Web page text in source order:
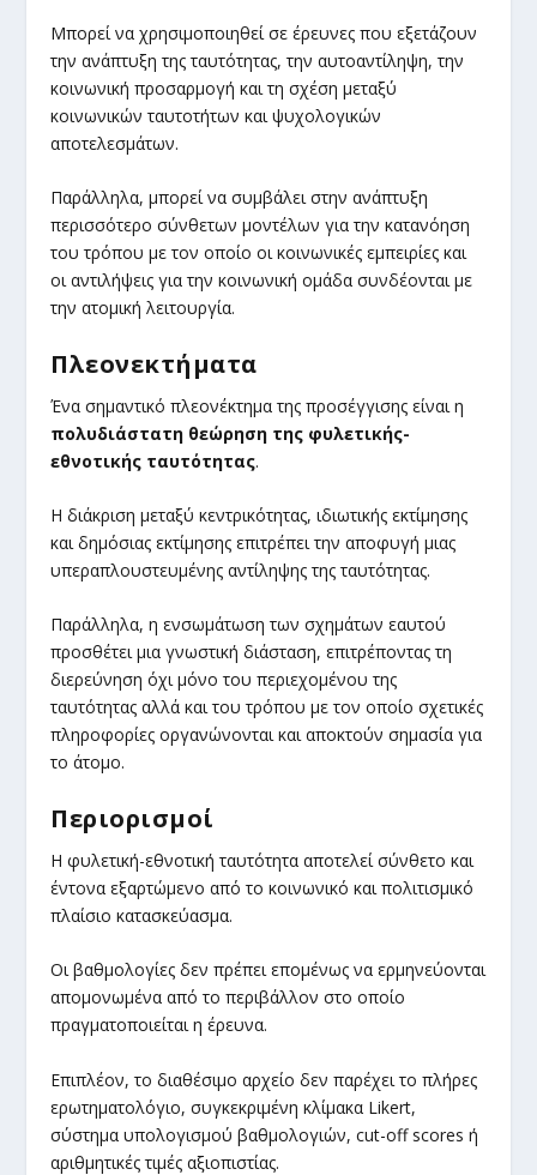
Μπορεί να χρησιμοποιηθεί σε έρευνες που εξετάζουν
την ανάπτυξη της ταυτότητας, την αυτοαντίληψη, την
κοινωνική προσαρμογή και τη σχέση μεταξύ
κοινωνικών ταυτοτήτων και ψυχολογικών
αποτελεσμάτων.
Παράλληλα, μπορεί να συμβάλει στην ανάπτυξη
περισσότερο σύνθετων μοντέλων για την κατανόηση
του τρόπου με τον οποίο οι κοινωνικές εμπειρίες και
οι αντιλήψεις για την κοινωνική ομάδα συνδέονται με
την ατομική λειτουργία.
Πλεονεκτήματα
Ένα σημαντικό πλεονέκτημα της προσέγγισης είναι η
πολυδιάστατη θεώρηση της φυλετικής-
εθνοτικής ταυτότητας.
Η διάκριση μεταξύ κεντρικότητας, ιδιωτικής εκτίμησης
και δημόσιας εκτίμησης επιτρέπει την αποφυγή μιας
υπεραπλουστευμένης αντίληψης της ταυτότητας.
Παράλληλα, η ενσωμάτωση των σχημάτων εαυτού
προσθέτει μια γνωστική διάσταση, επιτρέποντας τη
διερεύνηση όχι μόνο του περιεχομένου της
ταυτότητας αλλά και του τρόπου με τον οποίο σχετικές
πληροφορίες οργανώνονται και αποκτούν σημασία για
το άτομο.
Περιορισμοί
Η φυλετική-εθνοτική ταυτότητα αποτελεί σύνθετο και
έντονα εξαρτώμενο από το κοινωνικό και πολιτισμικό
πλαίσιο κατασκεύασμα.
Οι βαθμολογίες δεν πρέπει επομένως να ερμηνεύονται
απομονωμένα από το περιβάλλον στο οποίο
πραγματοποιείται η έρευνα.
Επιπλέον, το διαθέσιμο αρχείο δεν παρέχει το πλήρες
ερωτηματολόγιο, συγκεκριμένη κλίμακα Likert,
σύστημα υπολογισμού βαθμολογιών, cut-off scores ή
αριθμητικές τιμές αξιοπιστίας.